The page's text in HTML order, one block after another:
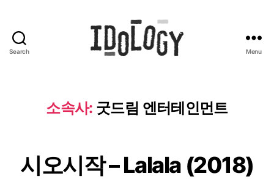
Search Menu
소속사: 굿드림 엔터테인먼트
시오시작 – Lalala (2018)